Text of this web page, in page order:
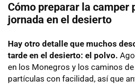
Cómo preparar la camper
jornada en el desierto
Hay otro detalle que muchos
tarde en el desierto: el polvo.
en los Monegros y los caminos
partículas con facilidad, así que